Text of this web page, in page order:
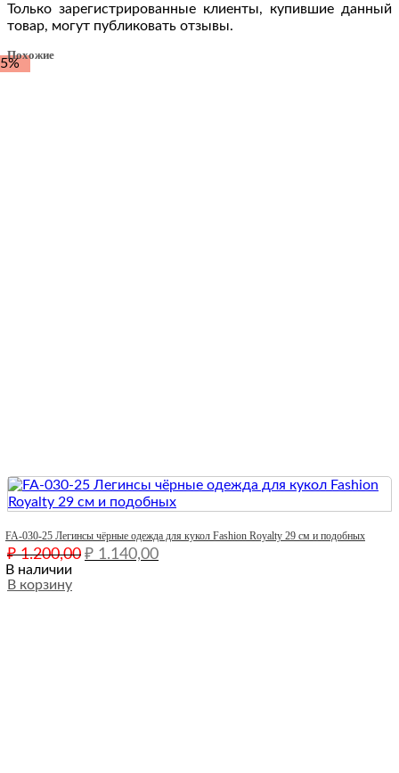
Только зарегистрированные клиенты, купившие данный
товар, могут публиковать отзывы.
Похожие
FA-030-25 Легинсы чёрные одежда для кукол Fashion Royalty 29 см и подобных
₽1.200,00 Первоначальная
₽ 1.140,00Текущая
В наличии
В корзину